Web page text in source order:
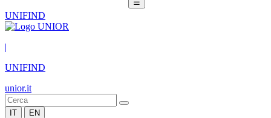
☰
UNIFIND
|
UNIFIND
unior.it
IT EN